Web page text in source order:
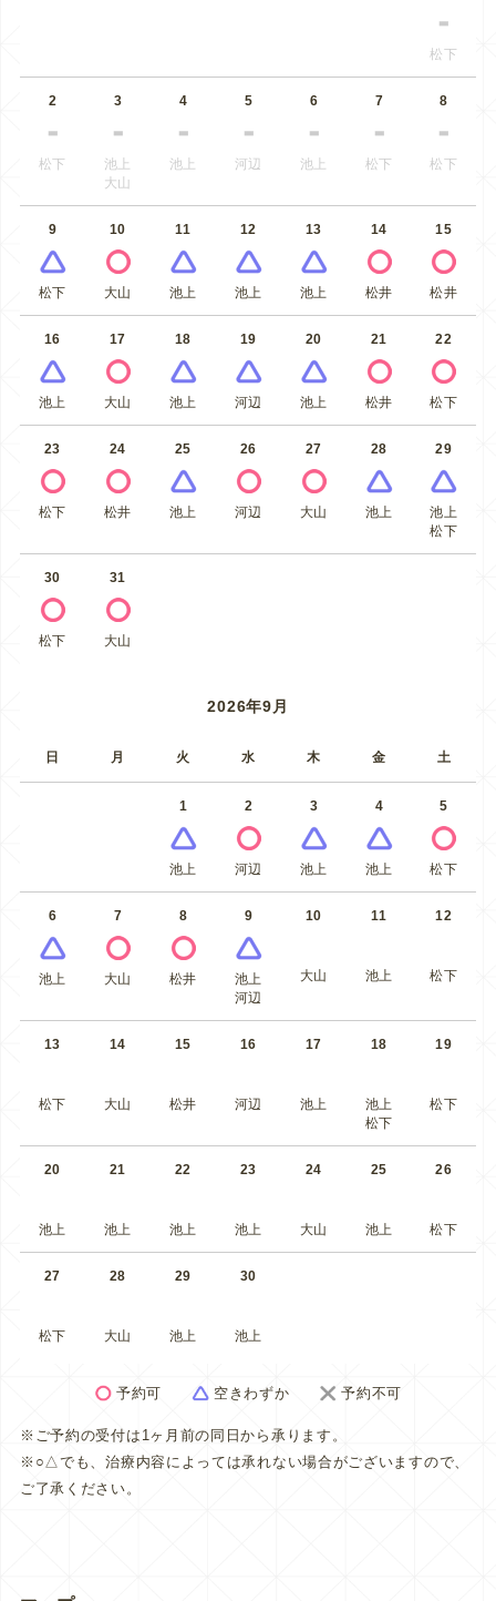
松下
2
松下
3
池上
大山
4
池上
5
河辺
6
池上
7
松下
8
松下
9
松下
10
大山
11
池上
12
池上
13
池上
14
松井
15
松井
16
池上
17
大山
18
池上
19
河辺
20
池上
21
松井
22
松下
23
松下
24
松井
25
池上
26
河辺
27
大山
28
池上
29
池上
松下
30
松下
31
大山
2026年9月
日 月 火 水 木 金 土
1
池上
2
河辺
3
池上
4
池上
5
松下
6
池上
7
大山
8
松井
9
池上
河辺
10
大山
11
池上
12
松下
13
松下
14
大山
15
松井
16
河辺
17
池上
18
池上
松下
19
松下
20
池上
21
池上
22
池上
23
池上
24
大山
25
池上
26
松下
27
松下
28
大山
29
池上
30
池上
予約可 空きわずか 予約不可
※ご予約の受付は1ヶ月前の同日から承ります。
※○△でも、治療内容によっては承れない場合がございますので、
ご了承ください。